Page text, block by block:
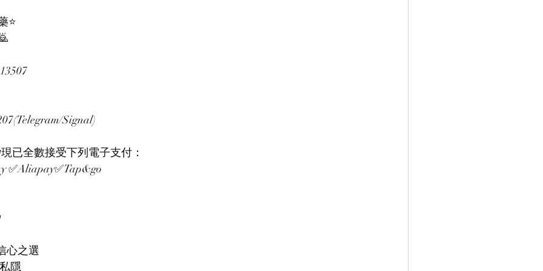
⭐
Signal)
全數接受下列電子支付：
✅Aliapay✅Tap&go
心之選
隱